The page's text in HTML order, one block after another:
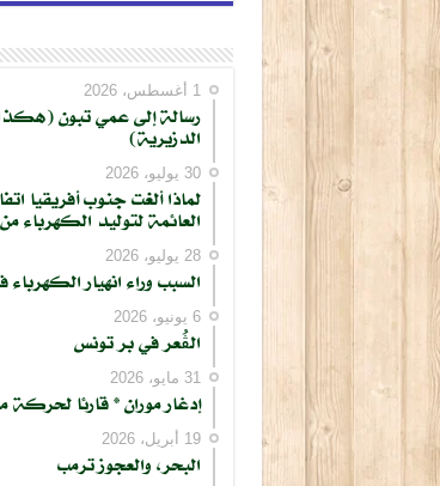
1 أغسطس، 2026
رسالة إلى عمي تبون
الدزيرية)
30 يوليو، 2026
لماذا ألغت جنوب أفريقيا
العائمة لتوليد الكهرباء من
28 يوليو، 2026
السبب وراء انهيار
6 يونيو، 2026
الڨُعر في بر تونس
31 مايو، 2026
إدغار موران * قارئا لحركة
19 أبريل، 2026
البحر، والعجوز ترمب